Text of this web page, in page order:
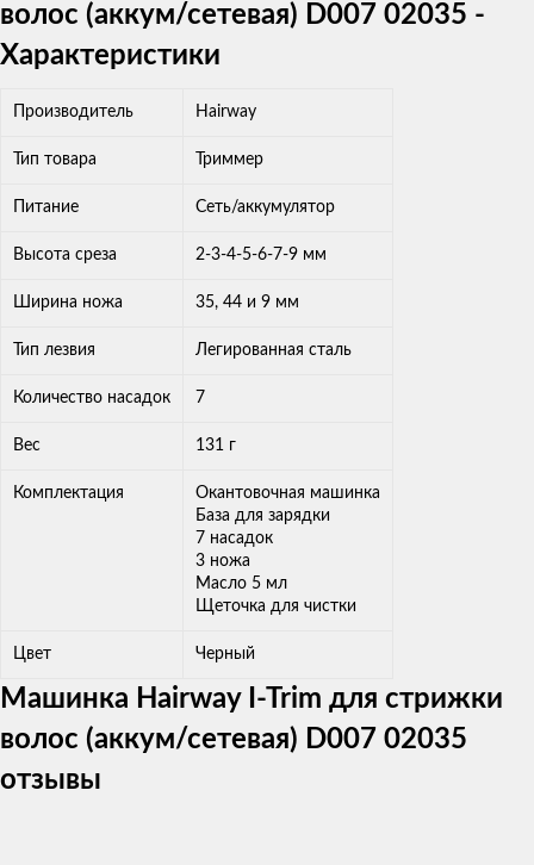
волос (аккум/сетевая) D007 02035 -
Характеристики
Производитель Hairway
Тип товара Триммер
Питание Сеть/аккумулятор
Высота среза 2-3-4-5-6-7-9 мм
Ширина ножа 35, 44 и 9 мм
Тип лезвия Легированная сталь
Количество насадок 7
Вес 131 г
Комплектация
Окантовочная машинка
База для зарядки
7 насадок
3 ножа
Масло 5 мл
Щеточка для чистки
Цвет Черный
Машинка Hairway I-Trim для стрижки
волос (аккум/сетевая) D007 02035
отзывы